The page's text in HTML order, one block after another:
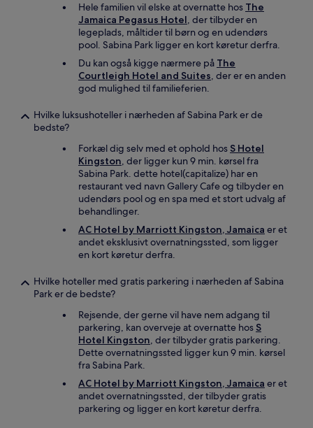
Hele familien vil elske at overnatte hos The
Jamaica Pegasus Hotel, der tilbyder en
legeplads, måltider til børn og en udendørs
pool. Sabina Park ligger en kort køretur derfra.
Du kan også kigge nærmere på The
Courtleigh Hotel and Suites, der er en anden
god mulighed til familieferien.
Hvilke luksushoteller i nærheden af Sabina Park er de
bedste?
Forkæl dig selv med et ophold hos S Hotel
Kingston, der ligger kun 9 min. kørsel fra
Sabina Park. dette hotel(capitalize) har en
restaurant ved navn Gallery Cafe og tilbyder en
udendørs pool og en spa med et stort udvalg af
behandlinger.
AC Hotel by Marriott Kingston, Jamaica er et
andet eksklusivt overnatningssted, som ligger
en kort køretur derfra.
Hvilke hoteller med gratis parkering i nærheden af Sabina
Park er de bedste?
Rejsende, der gerne vil have nem adgang til
parkering, kan overveje at overnatte hos S
Hotel Kingston, der tilbyder gratis parkering.
Dette overnatningssted ligger kun 9 min. kørsel
fra Sabina Park.
AC Hotel by Marriott Kingston, Jamaica er et
andet overnatningssted, der tilbyder gratis
parkering og ligger en kort køretur derfra.